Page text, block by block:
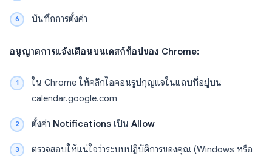
บันทึกการตั้งค่า
อนุญาตการแจ้งเตือนบนเดสก์ท็อปของ Chrome:
ใน Chrome ให้คลิกไอคอนรูปกุญแจในแถบที่อยู่บน
calendar.google.com
ตั้งค่า Notifications เป็น Allow
ตรวจสอบให้แน่ใจว่าระบบปฏิบัติการของคุณ (Windows หรือ